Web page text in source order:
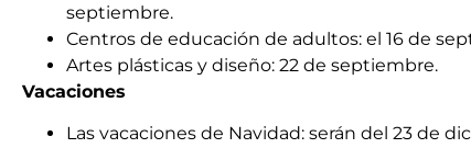
septiembre.
Centros de educación de adultos: el 16 de
Artes plásticas y diseño: 22 de septiembre.
Vacaciones
Las vacaciones de Navidad: serán del 23 de